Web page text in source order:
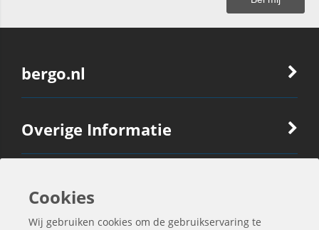
bergo.nl
Overige Informatie
Ook Interessant
Cookies
Wij gebruiken cookies om de gebruikservaring te